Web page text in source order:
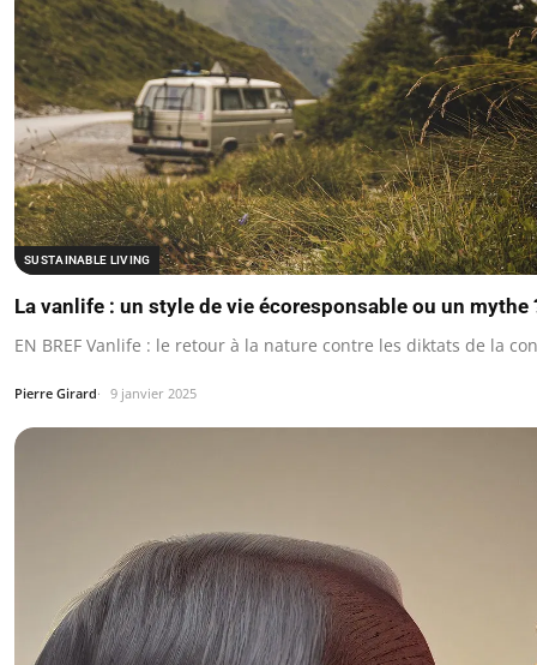
SUSTAINABLE LIVING
La vanlife : un style de vie écoresponsable ou un mythe
EN BREF Vanlife : le retour à la nature contre les diktats de la
Pierre Girard 9 janvier 2025